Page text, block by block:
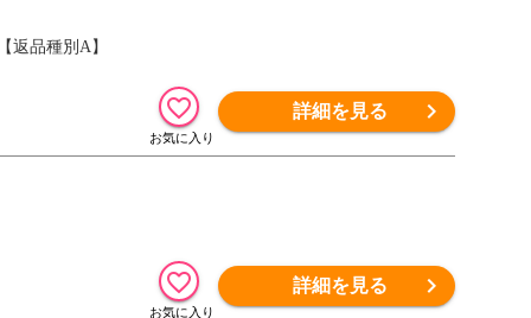
返品種別A】
詳細を見る
詳細を見る